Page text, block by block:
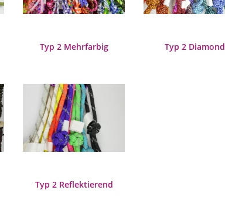
Typ 2 Mehrfarbig Typ 2 Diamond
Typ 2 Reflektierend